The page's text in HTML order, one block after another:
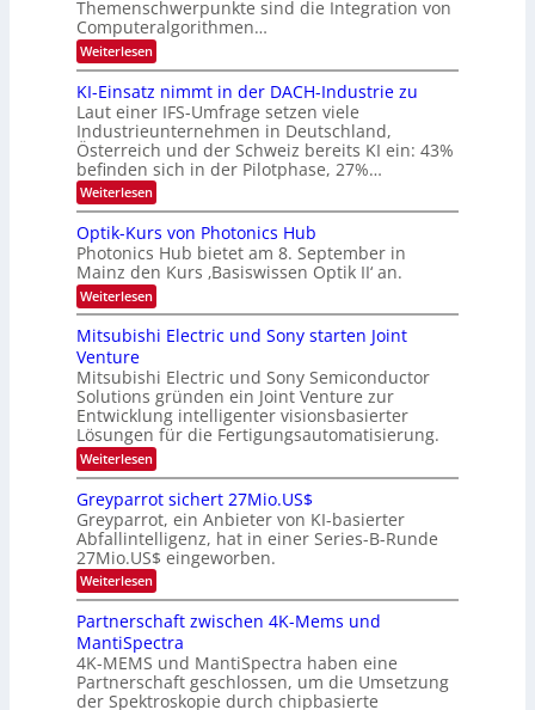
n
d
B
i
l
d
v
e
r
a
r
b
e
i
n
g
s
-
T
r
e
n
d
s
k
t
s
m
e
l
d
e
t
s
t
a
r
k
e
W
a
c
h
s
u
i
m
e
r
s
t
e
n
H
a
l
b
j
a
r
Themenschwerpunkte sind die Integration von
Computeralgorithmen…
Weiterlesen:
8
9
.
W
E
-
H
e
r
a
e
u
s
-
S
e
n
a
r
KI-Einsatz nimmt in der DACH-Industrie zu
Laut einer IFS-Umfrage setzen viele
Industrieunternehmen in Deutschland,
Österreich und der Schweiz bereits KI ein: 43%
befinden sich in der Pilotphase, 27%…
Weiterlesen:
K
-
E
i
n
s
a
t
n
m
m
t
i
n
d
e
r
D
A
C
H
I
n
d
u
s
Optik-Kurs von Photonics Hub
Photonics Hub bietet am 8. September in
Mainz den Kurs ‚Basiswissen Optik II‘ an.
Weiterlesen:
O
p
t
k
-
K
u
r
s
v
o
n
P
h
o
t
o
n
i
c
H
u
Mitsubishi Electric und Sony starten Joint
Venture
Mitsubishi Electric und Sony Semiconductor
Solutions gründen ein Joint Venture zur
Entwicklung intelligenter visionsbasierter
Lösungen für die Fertigungsautomatisierung.
Weiterlesen:
M
t
s
u
b
i
s
i
E
e
c
Greyparrot sichert 27Mio.US$
Greyparrot, ein Anbieter von KI-basierter
Abfallintelligenz, hat in einer Series-B-Runde
27Mio.US$ eingeworben.
Weiterlesen:
G
r
e
y
p
a
r
Partnerschaft zwischen 4K-Mems und
MantiSpectra
4K-MEMS und MantiSpectra haben eine
Partnerschaft geschlossen, um die Umsetzung
der Spektroskopie durch chipbasierte